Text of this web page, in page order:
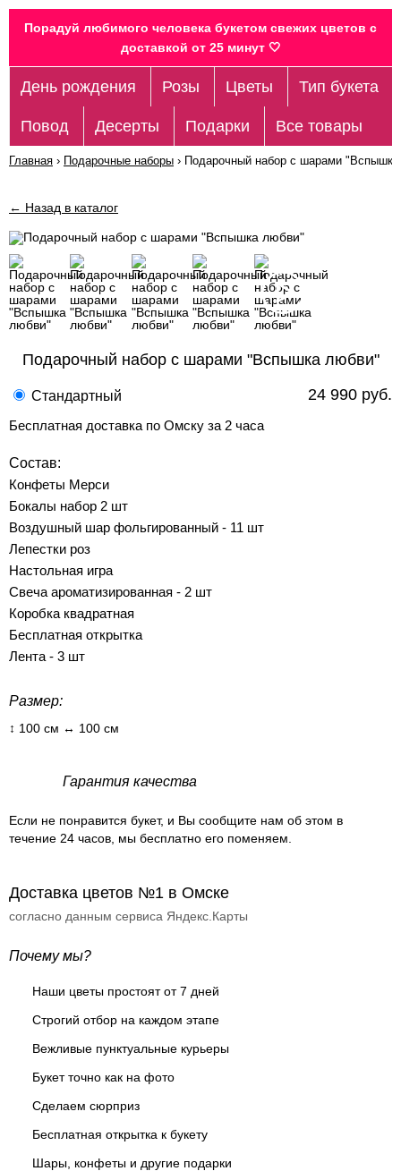
Порадуй любимого человека букетом свежих цветов c
доставкой от 25 минут 🤍
День рождения Розы Цветы Тип букета
Повод Десерты Подарки Все товары
Главная › Подарочные наборы › Подарочный набор с шарами
← Назад в каталог
Подарочный набор с шарами "Вспышка любви"
Стандартный 24 990 руб.
Бесплатная доставка по Омску за 2 часа
Состав:
Конфеты Мерси
Бокалы набор 2 шт
Воздушный шар фольгированный - 11 шт
Лепестки роз
Настольная игра
Свеча ароматизированная - 2 шт
Коробка квадратная
Бесплатная открытка
Лента - 3 шт
Размер:
↕ 100 см ↔ 100 см
Гарантия качества
Если не понравится букет, и Вы сообщите нам об этом в
течение 24 часов, мы бесплатно его поменяем.
Доставка цветов №1 в Омске
согласно данным сервиса Яндекс.Карты
Почему мы?
Наши цветы простоят от 7 дней
Строгий отбор на каждом этапе
Вежливые пунктуальные курьеры
Букет точно как на фото
Сделаем сюрприз
Бесплатная открытка к букету
Шары, конфеты и другие подарки